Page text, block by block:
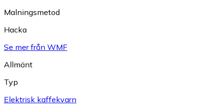
Malningsmetod
Hacka
Se mer från WMF
Allmänt
Typ
Elektrisk kaffekvarn